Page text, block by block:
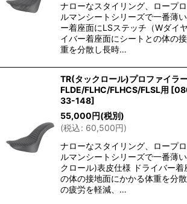
ナローなスタイリング、ロープ
ルマンシートシリーズで一番薄
ー着座面にLSステッチ（Wダイ
イバー着座面にシートとの体の
重を分散し長時…
TR(タックロール)プロファイラ
FLDE/FLHC/FLHCS/FLSL用 [
33-148]
55,000円(税別)
(税込: 60,500円)
ナローなスタイリング、ロープ
ルマンシートシリーズで一番薄
クロール)表皮仕様 ドライバー着
の体の接地面にかかる体重を分
の疲労を軽減、…